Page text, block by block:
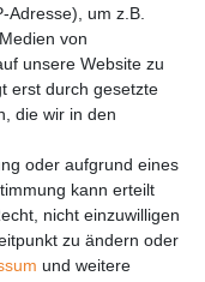
Adresse), um z.B.
von
unsere Website zu
erst durch gesetzte
die wir in den
oder aufgrund eines
kann erteilt
nicht einzuwilligen
zu ändern oder
und weitere